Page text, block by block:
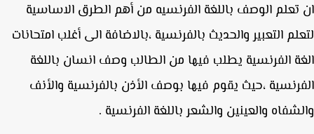
الوصف باللغة الفرنسيه من أهم الطرق الاساسية
التعبير والحديث بالفرنسية ،بالاضافة الى أغلب امتحانات
الفرنسية يطلب فيها من الطالب وصف انسان باللغة
،حيث يقوم فيها بوصف الأذن بالفرنسية والأنف
والعينين والشعر باللغة الفرنسية .